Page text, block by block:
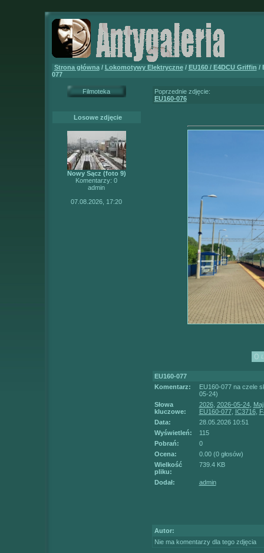
Strona główna/ Lokomotywy Elektryczne/ EU160 / E4DCU Griffin /
077
Filmoteka
Losowe zdjęcie
Nowy Sącz (foto 9)
Komentarzy: 0
admin
07.08.2026, 17:20
Poprzednie zdjęcie:
EU160-076
EU160-077
Komentarz:
EU160-077 na czele
05-24)
Słowa
kluczowe:
2026, 2026-05-24, Maj
EU160-077, IC3716,
Data:
28.05.2026 10:51
Wyświetleń:
115
Pobrań:
0
Ocena:
0.00 (0 głosów)
Wielkość
pliku:
739.4 KB
Dodał: admin
Autor:
Nie ma komentarzy dla tego zdjęcia